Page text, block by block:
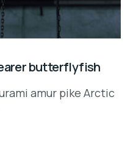
butterflyfish
amur pike Arctic